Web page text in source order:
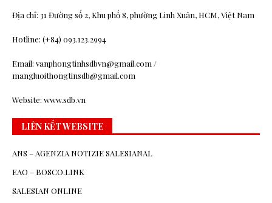
Địa chỉ: 31 Đường số 2, Khu phố 8, phường Linh Xuân, HCM, Việt Nam
Hotline: (+84) 093.123.2994
Email: vanphongtinhsdbvn@gmail.com /
mangluoithongtinsdb@gmail.com
Website: www.sdb.vn
LIÊN KẾT WEBSITE
ANS – AGENZIA NOTIZIE SALESIANAL
EAO – BOSCO.LINK
SALESIAN ONLINE